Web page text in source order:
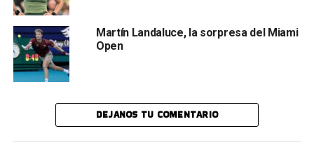
Martín Landaluce, la sorpresa del Miami
Open
DEJANOS TU COMENTARIO